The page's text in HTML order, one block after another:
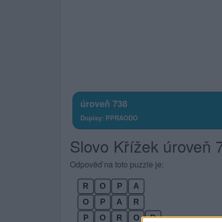
úroveň 738
Dopisy: PPRAODO
Slovo Křížek úroveň
Odpověď na toto puzzle je:
R O P
A
O
P A
R
P
O R O
D